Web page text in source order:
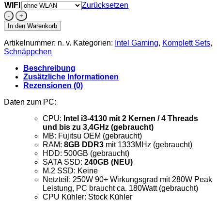
WIFI
Zurücksetzen
PC
Set
mit
Fujitsu
PC
mit
Intel
i3-
4130
27
Monitor,
Tastatur
Menge
In den Warenkorb
Artikelnummer: n. v. Kategorien: Intel Gaming, Komplett Sets,
Schnäppchen
Beschreibung
Zusätzliche Informationen
Rezensionen (0)
Daten zum PC:
CPU: Intel i3-4130 mit 2 Kernen / 4 Threads
und bis zu 3,4GHz (gebraucht)
MB: Fujitsu OEM (gebraucht)
RAM: 8GB DDR3 mit 1333MHz (gebraucht)
HDD: 500GB (gebraucht)
SATA SSD: 240GB (NEU)
M.2 SSD: Keine
Netzteil: 250W 90+ Wirkungsgrad mit 280W Peak
Leistung, PC braucht ca. 180Watt (gebraucht)
CPU Kühler: Stock Kühler